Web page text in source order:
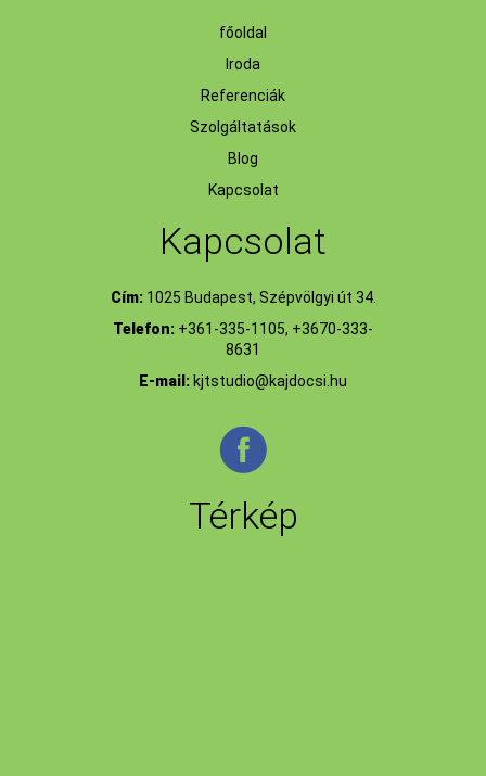
főoldal
Iroda
Referenciák
Szolgáltatások
Blog
Kapcsolat
Kapcsolat
Cím:1025 Budapest, Szépvölgyi út 34.
Telefon: +361-335-1105, +3670-333-
8631
E-mail: kjtstudio@kajdocsi.hu
Térkép